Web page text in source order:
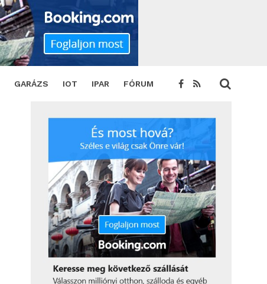
GARÁZS IOT IPAR FÓRUM